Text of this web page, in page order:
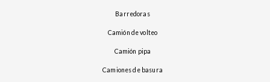
barredoras
camión de volteo
camión pipa
camiones de basura